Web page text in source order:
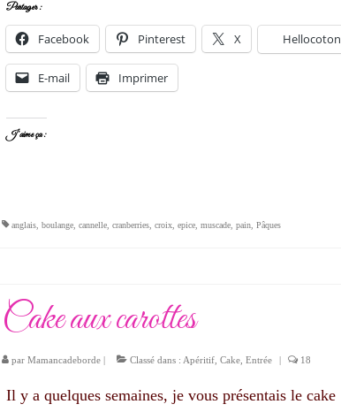
Partager :
Facebook Pinterest X Hellocoton
E-mail Imprimer
J’aime ça :
anglais, boulange, cannelle, cranberries, croix, epice, muscade, pain, Pâques
Cake aux carottes
par Mamancadeborde| Classé dans : Apéritif, Cake, Entrée 18
Il y a quelques semaines, je vous présentais le cake